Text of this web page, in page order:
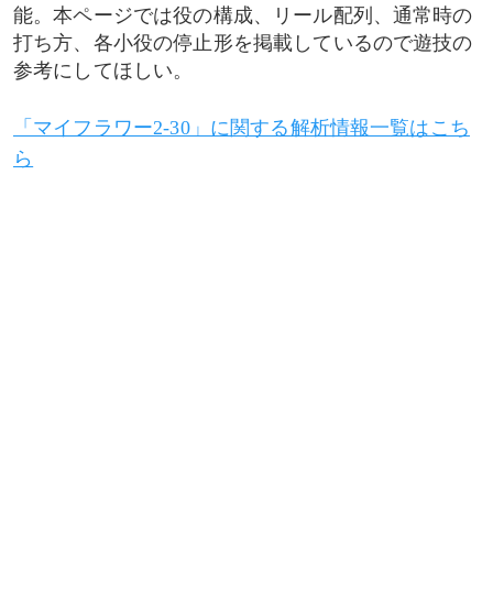
チェリー
能。本ページでは役の構成、リール配列、通常時の
打ち方、各小役の停止形を掲載しているので遊技の
参考にしてほしい。
「マイフラワー2-30」に関する解析情報一覧はこち
ら